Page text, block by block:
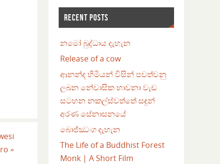
»
RECENT POSTS
නමෝ බුද්ධාය දැහැන
Release of a cow
ආනන්ද හිමියන් විසින් පවත්වනු
ලබන නේවාසික භාවනා වැඩ
සටහන නකල්ස්වත්තේ සඳුන්
අරණ සේනාසනයේ
බොජ්ඣංග දැහැන
The Life of a Buddhist Forest
Monk | A Short Film